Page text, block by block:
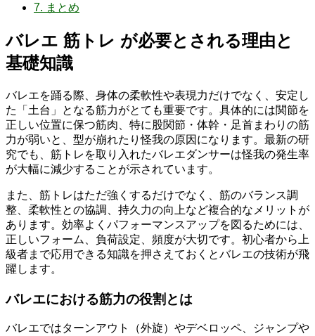
7. まとめ
バレエ 筋トレ が必要とされる理由と
基礎知識
バレエを踊る際、身体の柔軟性や表現力だけでなく、安定し
た「土台」となる筋力がとても重要です。具体的には関節を
正しい位置に保つ筋肉、特に股関節・体幹・足首まわりの筋
力が弱いと、型が崩れたり怪我の原因になります。最新の研
究でも、筋トレを取り入れたバレエダンサーは怪我の発生率
が大幅に減少することが示されています。
また、筋トレはただ強くするだけでなく、筋のバランス調
整、柔軟性との協調、持久力の向上など複合的なメリットが
あります。効率よくパフォーマンスアップを図るためには、
正しいフォーム、負荷設定、頻度が大切です。初心者から上
級者まで応用できる知識を押さえておくとバレエの技術が飛
躍します。
バレエにおける筋力の役割とは
バレエではターンアウト（外旋）やデベロッペ、ジャンプや